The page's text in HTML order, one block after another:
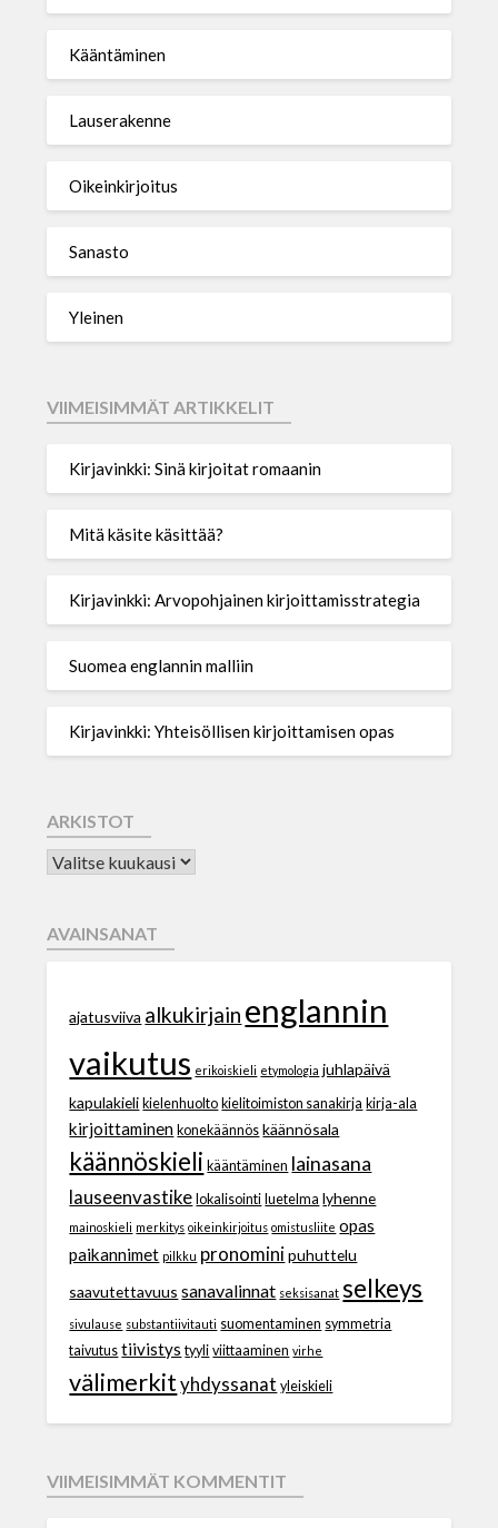
Kääntäminen
Lauserakenne
Oikeinkirjoitus
Sanasto
Yleinen
VIIMEISIMMÄT ARTIKKELIT
Kirjavinkki: Sinä kirjoitat romaanin
Mitä käsite käsittää?
Kirjavinkki: Arvopohjainen kirjoittamisstrategia
Suomea englannin malliin
Kirjavinkki: Yhteisöllisen kirjoittamisen opas
ARKISTOT
AVAINSANAT
ajatusviiva alkukirjain englannin
vaikutus erikoiskieli etymologia juhlapäivä
kapulakieli kielenhuolto kielitoimiston sanakirja kirja-ala
kirjoittaminen konekäännös käännösala
käännöskieli kääntäminen lainasana
lauseenvastike lokalisointi luetelma lyhenne
mainoskieli merkitys oikeinkirjoitus omistusliite opas
paikannimet pilkku pronomini puhuttelu
saavutettavuus sanavalinnat seksisanat selkeys
sivulause substantiivitauti suomentaminen symmetria
taivutus tiivistys tyyli viittaaminen virhe
välimerkit yhdyssanat yleiskieli
VIIMEISIMMÄT KOMMENTIT